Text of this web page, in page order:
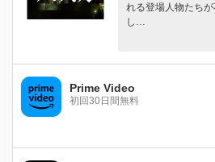
れる登場人物たち
し…
Prime Video
初回30日間無料